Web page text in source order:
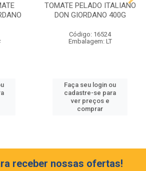
TOMATE PELADO ITALIANO
DON GIORDANO 400G
Código: 16524
Embalagem: LT
Faça seu login ou
cadastre-se para
ver preços e
comprar
receber nossas ofertas!